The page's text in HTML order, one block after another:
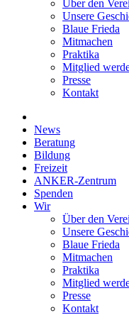
Über den
Unsere
Blaue Frieda
Mitmachen
Praktika
Mitglied
Presse
Kontakt
News
Beratung
Bildung
Freizeit
ANKER-Zentrum
Spenden
Wir
Über den
Unsere
Blaue Frieda
Mitmachen
Praktika
Mitglied
Presse
Kontakt